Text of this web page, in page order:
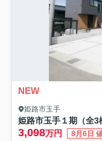
NEW
姫路市玉手
姫路市玉手１期（全3
3,098万円 8月6日